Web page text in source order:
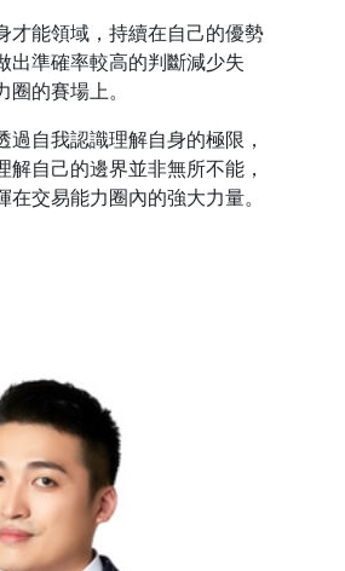
才能領域，持續在自己的優勢
出準確率較高的判斷減少失
的賽場上。
過自我認識理解自身的極限，
解自己的邊界並非無所不能，
交易能力圈內的強大力量。